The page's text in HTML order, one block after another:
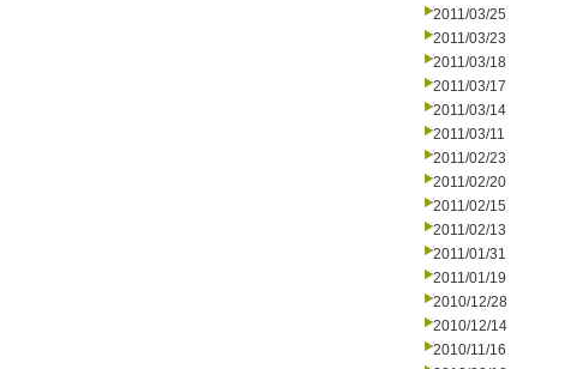
2011/03/25
2011/03/23
2011/03/18
2011/03/17
2011/03/14
2011/03/11
2011/02/23
2011/02/20
2011/02/15
2011/02/13
2011/01/31
2011/01/19
2010/12/28
2010/12/14
2010/11/16